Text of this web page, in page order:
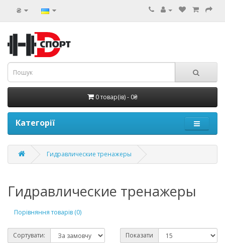
₴
0 товар(ів) - 0₴
Категорії
Гидравлические тренажеры
Гидравлические тренажеры
Порівняння товарів (0)
Сортувати: Показати